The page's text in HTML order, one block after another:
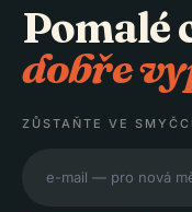
Pomalé
dobře
ZŮSTAŇTE VE